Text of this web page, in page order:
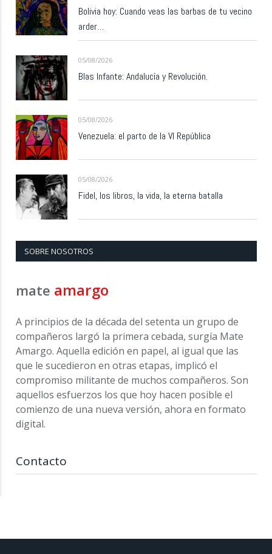
Bolivia hoy: Cuando veas las barbas de tu vecino
arder…
05/08/2026
Blas Infante: Andalucía y Revolución.
05/08/2026
Venezuela: el parto de la VI República
05/08/2026
Fidel, los libros, la vida, la eterna batalla
SOBRE NOSOTROS
mate amargo
A principios de la década del setenta un grupo de
compañeros largó la primera cebada, surgía Mate
Amargo. Aquella edición en papel, al igual que las
que le sucedieron en otras etapas, implicó el
compromiso militante de muchos compañeros. Son
aquellos esfuerzos los que hoy hacen posible el
comienzo de una nueva versión, ahora en formato
digital.
Contacto